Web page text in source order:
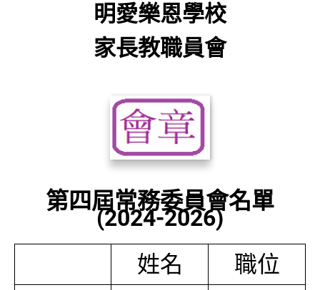
明愛樂恩學校
家長教職員會
第四屆常務委員會名單
(2024-2026)
姓名
職位